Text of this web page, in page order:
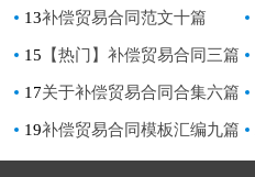
13补偿贸易合同范文十篇
15 【热门】补偿贸易合同三篇
17关于补偿贸易合同合集六篇
19补偿贸易合同模板汇编九篇